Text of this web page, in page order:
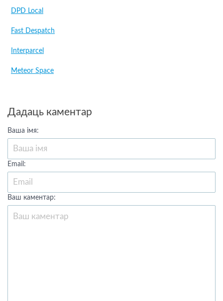
DPD Local
Fast Despatch
Interparcel
Meteor Space
Дадаць каментар
Ваша імя:
Email:
Ваш каментар: